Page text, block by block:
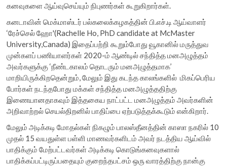
கனவுகளை ஆய்வுசெய்யும் நிபுணர்கள் கூறுகிறார்கள்.
கனடாவின் மெக்மாஸ்டர் பல்கலைக்கழகத்தின் பி.எச்.டி ஆய்வாளர்
‘ரேச்செல் ஹோ'(Rachelle Ho, PhD candidate at McMaster
University,Canada) இதைப்பற்றி கூறும்போது வூகானில் மருத்துவ
முன்களப் பணியாளர்கள் 2020-ம் ஆண்டில் சந்தித்த மனஅழுத்தம்
அவர்களுக்கு ‘நீண்டகாலம் தொடரும் மனஅழுத்தமாக’
மாறியிருக்கிறதென்றும், மேலும் இது கடந்த காலங்களில் மிகப்பெரிய
போர்கள் நடந்தபோது மக்கள் சந்தித்த மனஅழுத்ததிற்கு
இணையானதாகவும் இத்தகைய நாட்பட்ட மனஅழுத்தம் அவர்களின்
அறிவாற்றல் செயல்திறனில் பாதிப்பை ஏற்படுத்தக்கூடும் என்கிறார்.
மேலும் அடிக்கடி மோதல்கள் நிகழும் பாலஸ்தீனத்தின் காஸா நகரில் 10
முதல் 15 வயதுள்ள பள்ளி மாணவர்களிடம் அவர் நடத்திய ஆய்வில்
பாதிக்கும் மேற்பட்டவர்கள் அடிக்கடி கொடுங்கனவுகளால்
பாதிக்கப்பட்டிருப்பதையும் குறைந்தபட்சம் ஒரு வாரத்திற்கு நான்கு